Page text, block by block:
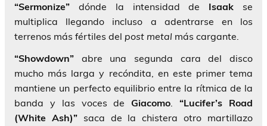
“Sermonize” dónde la intensidad de Isaak se
multiplica llegando incluso a adentrarse en los
terrenos más fértiles del post metal más cargante.
“Showdown” abre una segunda cara del disco
mucho más larga y recóndita, en este primer tema
mantiene un perfecto equilibrio entre la rítmica de la
banda y las voces deGiacomo.“Lucifer’s Road
(White Ash)” saca de la chistera otro martillazo